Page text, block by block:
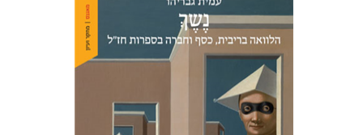
עמית גבריהו